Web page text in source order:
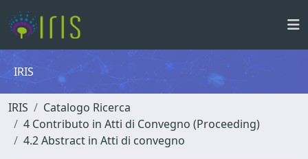
IRIS
IRIS
Catalogo Ricerca
4 Contributo in Atti di Convegno (Proceeding)
4.2 Abstract in Atti di convegno